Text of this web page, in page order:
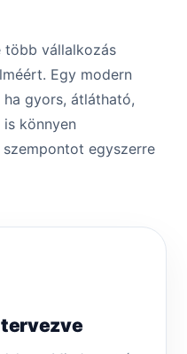
több vállalkozás
Egy modern
gyors, átlátható,
könnyen
egyszerre